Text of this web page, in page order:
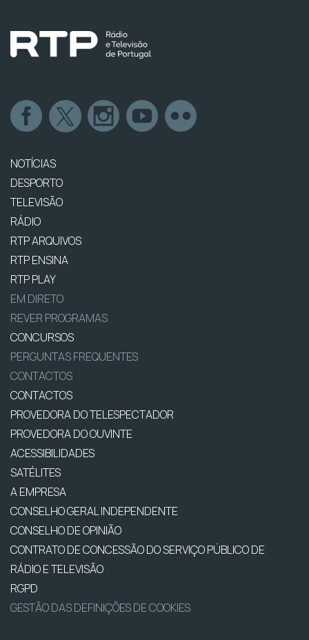
NOTÍCIAS
DESPORTO
TELEVISÃO
RÁDIO
RTP ARQUIVOS
RTP ENSINA
RTP PLAY
EM DIRETO
REVER PROGRAMAS
CONCURSOS
PERGUNTAS FREQUENTES
CONTACTOS
CONTACTOS
PROVEDORA DO TELESPECTADOR
PROVEDORA DO OUVINTE
ACESSIBILIDADES
SATÉLITES
A EMPRESA
CONSELHO GERAL INDEPENDENTE
CONSELHO DE OPINIÃO
CONTRATO DE CONCESSÃO DO SERVIÇO PÚBLICO DE
RÁDIO E TELEVISÃO
RGPD
GESTÃO DAS DEFINIÇÕES DE COOKIES